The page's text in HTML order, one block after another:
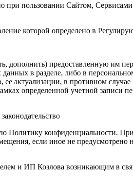
при пользовании Сайтом,
которой определено в
дополнить) предоставленную им
в разделе, либо в
актуализации, в противном
определенной учетной
конфиденциальности.
если иное не
и ИП Козлова возникающим в